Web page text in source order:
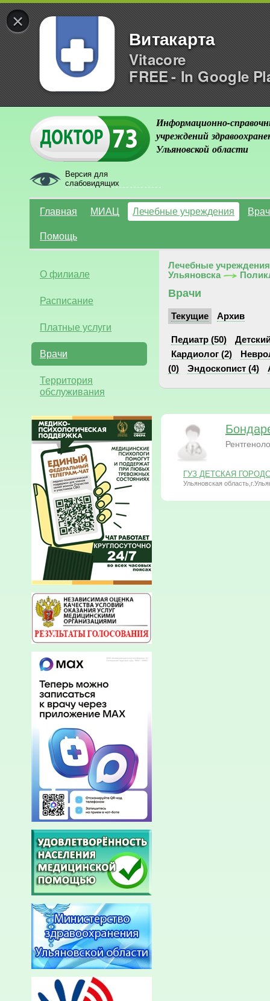
×
Витакарта
Vitacore
FREE - In Google
Версия для
слабовидящих
Информационно-
учреждений
Ульяновской области
Главная МИАЦ Лечебные учреждения
Помощь
О филиале
Расписание
Платные услуги
Врачи
Территория
обслуживания
Лечебные учреждения
Ульяновска
Врачи
Текущие Архив
Педиатр (50)
Кардиолог (2)
(0)
Эндоскопист (4)
ГУЗ ДЕТСКАЯ
Ульяновская